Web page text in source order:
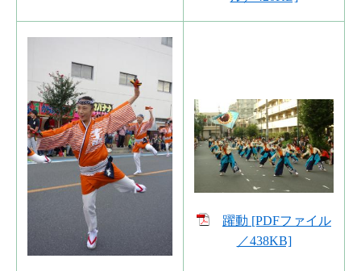
躍動 [PDFファイル
／438KB]